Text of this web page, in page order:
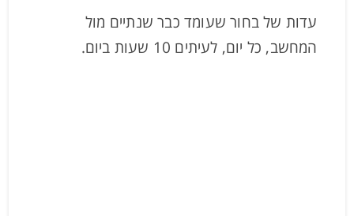
עדות של בחור שעומד כבר שנתיים מול
המחשב, כל יום, לעיתים 10 שעות ביום.